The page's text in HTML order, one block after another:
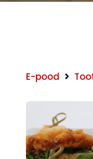
E-pood